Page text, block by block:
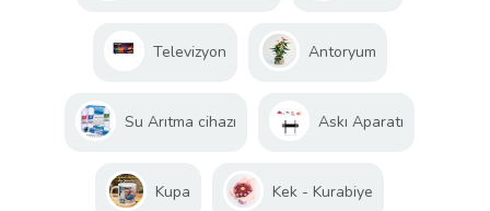
Televizyon Antoryum
Su Arıtma cihazı Askı Aparatı
Kupa Kek - Kurabiye